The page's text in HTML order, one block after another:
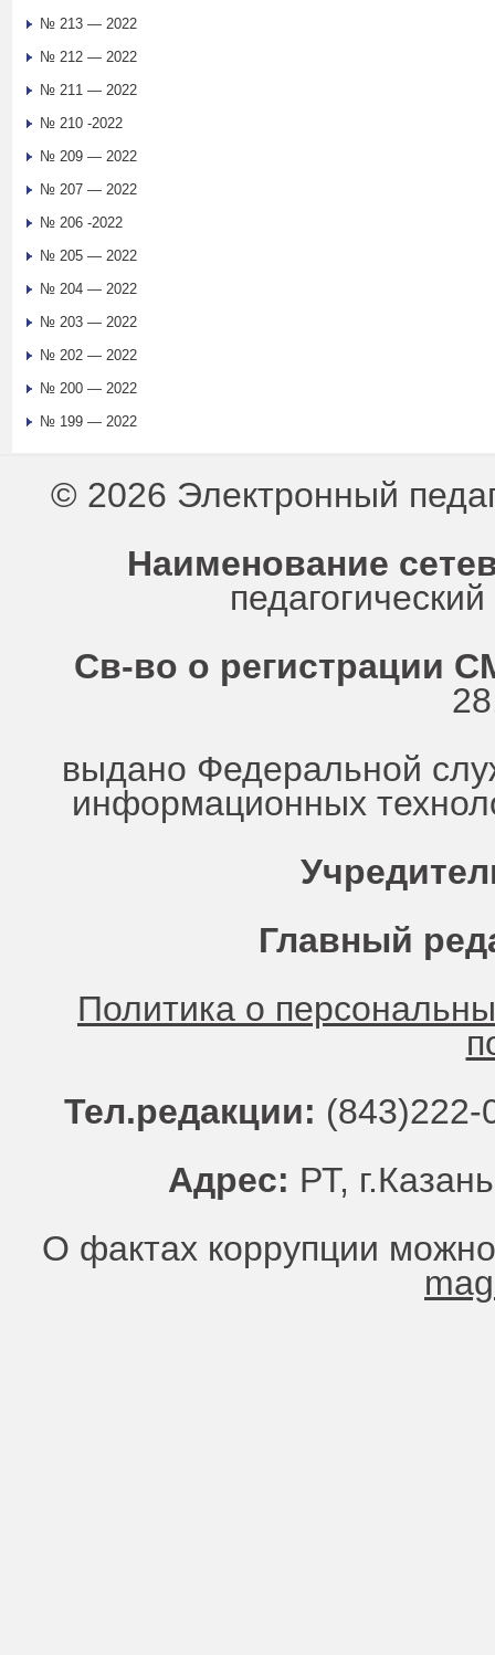
№ 213 — 2022
№ 212 — 2022
№ 211 — 2022
№ 210 -2022
№ 209 — 2022
№ 207 — 2022
№ 206 -2022
№ 205 — 2022
№ 204 — 2022
№ 203 — 2022
№ 202 — 2022
№ 200 — 2022
№ 199 — 2022
© 2026 Электронный
Наименование
Св-во о регистрации
выдано Федеральной
информационных
Главный
Политика о
Тел.редакции:
Адрес: РТ,
О фактах коррупции